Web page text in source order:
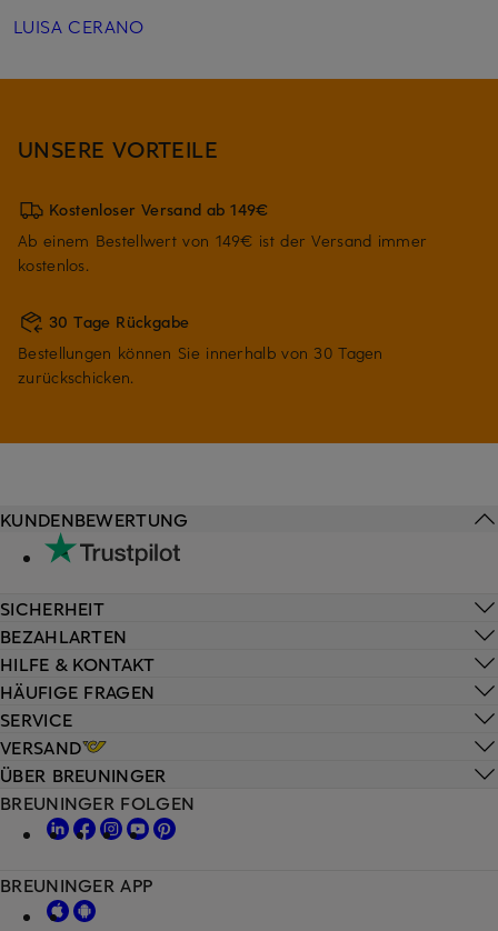
LUISA CERANO
UNSERE VORTEILE
Kostenloser Versand ab 149€
Ab einem Bestellwert von 149€ ist der Versand immer
kostenlos.
30 Tage Rückgabe
Bestellungen können Sie innerhalb von 30 Tagen
zurückschicken.
HILFE & KONTAKT
HÄUFIGE FRAGEN
SERVICE
VERSAND
KUNDENBEWERTUNG
SICHERHEIT
BEZAHLARTEN
ÜBER BREUNINGER
BREUNINGER FOLGEN
BREUNINGER APP